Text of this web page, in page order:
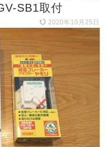
SB1取付
2020年10月25日